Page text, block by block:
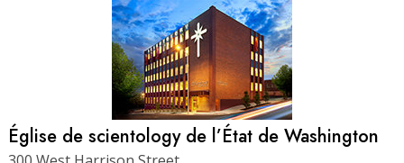
Église de scientology de l’État de Washington